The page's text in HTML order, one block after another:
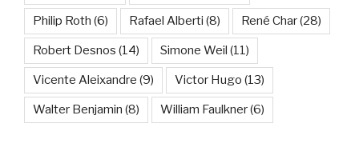
Philip Roth (6) Rafael Alberti (8) René Char(28)
Robert Desnos (14) Simone Weil (11)
Vicente Aleixandre (9) Victor Hugo (13)
Walter Benjamin (8) William Faulkner(6)